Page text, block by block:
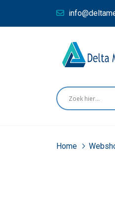
Home